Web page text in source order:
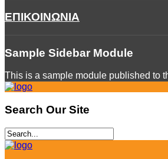
ΕΠΙΚΟΙΝΩΝΙΑ
Sample Sidebar Module
This is a sample module published to
Search Our Site